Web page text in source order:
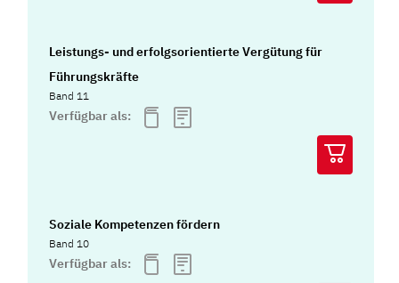
Leistungs- und erfolgsorientierte Vergütung für
Führungskräfte
Band 11
Verfügbar als:
Soziale Kompetenzen fördern
Band 10
Verfügbar als: